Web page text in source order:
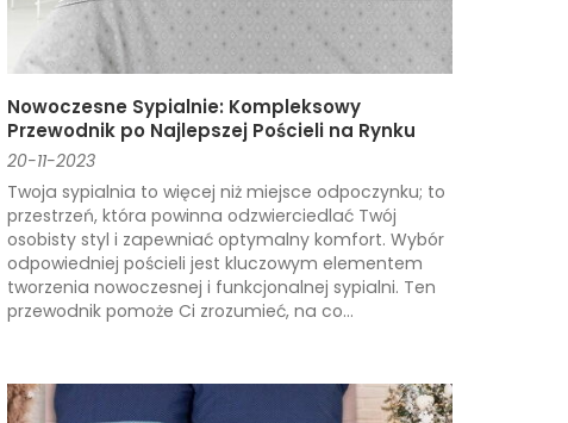
Nowoczesne Sypialnie: Kompleksowy
Przewodnik po Najlepszej Pościeli na Rynku
20-11-2023
Twoja sypialnia to więcej niż miejsce odpoczynku; to
przestrzeń, która powinna odzwierciedlać Twój
osobisty styl i zapewniać optymalny komfort. Wybór
odpowiedniej pościeli jest kluczowym elementem
tworzenia nowoczesnej i funkcjonalnej sypialni. Ten
przewodnik pomoże Ci zrozumieć, na co...